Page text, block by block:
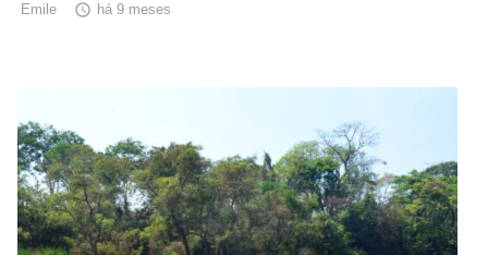
Emile  há 9 meses